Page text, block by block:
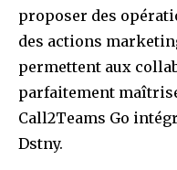
proposer des
des actions
permettent aux
parfaitement
Call2Teams Go
Dstny.